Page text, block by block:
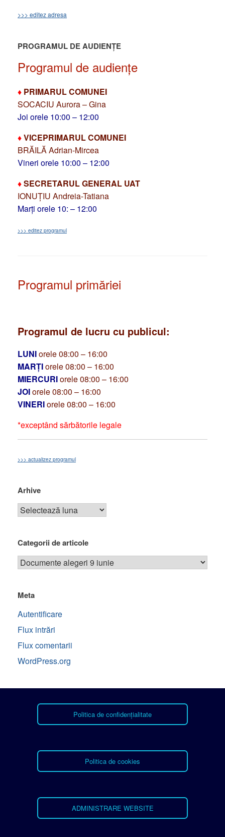
>>> editez adresa
PROGRAMUL DE AUDIENȚE
Programul de audiențe
♦ PRIMARUL COMUNEI
SOCACIU Aurora – Gina
Joi orele 10:00 – 12:00
♦VICEPRIMARUL COMUNEI
BRĂILĂ Adrian-Mircea
Vineri orele 10:00 – 12:00
♦SECRETARUL GENERAL UAT
IONUȚIU Andreia-Tatiana
Marți orele 10: – 12:00
>>> editez programul
Programul primăriei
Programul de lucru cu publicul:
LUNIorele 08:00 – 16:00
MARȚIorele 08:00 – 16:00
MIERCURIorele 08:00 – 16:00
JOIorele 08:00 – 16:00
VINERIorele 08:00 – 16:00
*exceptând sărbătorile legale
>>> actualizez programul
Arhive
Categorii de articole
Meta
Autentificare
Flux intrări
Flux comentarii
WordPress.org
Politica de confidențialitate
Politica de cookies
ADMINISTRARE WEBSITE